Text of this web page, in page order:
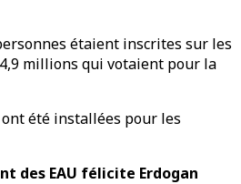
étaient inscrites sur les
millions qui votaient pour la
été installées pour les
des EAU félicite Erdogan